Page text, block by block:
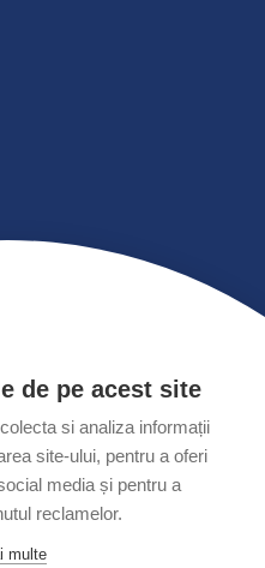
Cotrus nr. 24/b
de pe acest site
si analiza informații
site-ului, pentru a oferi
media și pentru a
reclamelor.
multe